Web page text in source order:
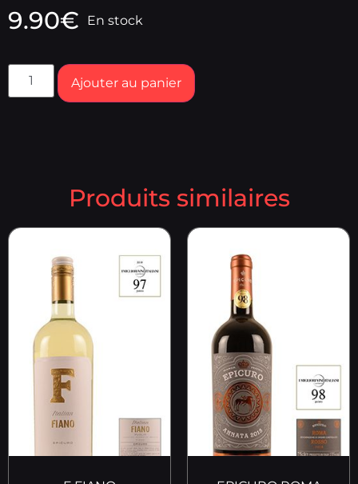
9.90€ En stock
Ajouter au panier
Produits similaires